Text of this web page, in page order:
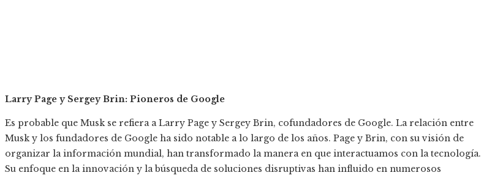
Larry Page y Sergey Brin: Pioneros de Google
Es probable que Musk se refiera a Larry Page y Sergey Brin, cofundadores de Google. La relación entre
Musk y los fundadores de Google ha sido notable a lo largo de los años. Page y Brin, con su visión de
organizar la información mundial, han transformado la manera en que interactuamos con la tecnología.
Su enfoque en la innovación y la búsqueda de soluciones disruptivas han influido en numerosos